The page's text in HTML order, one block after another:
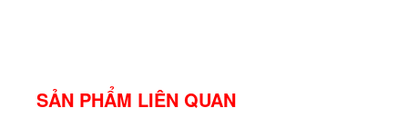
SẢN PHẨM LIÊN QUAN